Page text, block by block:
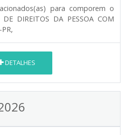
para comporem o
DE DIREITOS DA PESSOA COM
DETALHES